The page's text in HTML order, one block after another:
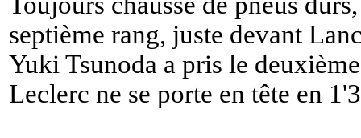
septième rang, juste devant
Yuki Tsunoda a pris le
Leclerc ne se porte en tête en